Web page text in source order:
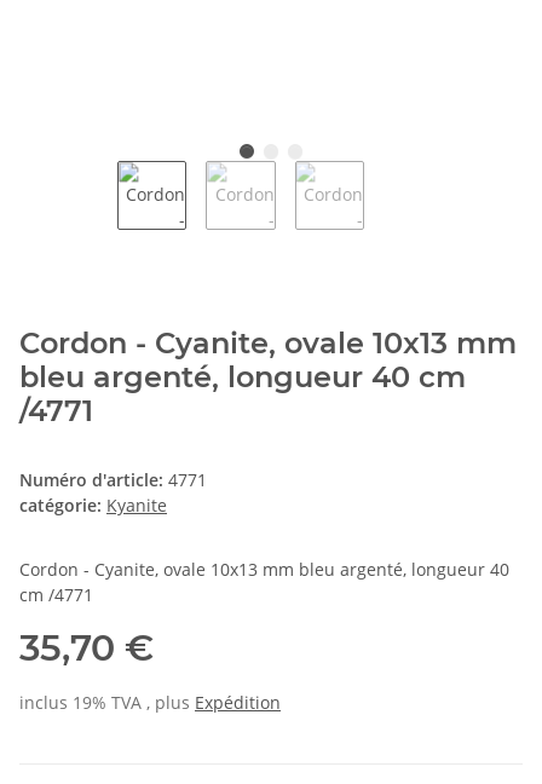
Cordon - Cyanite, ovale 10x13 mm
bleu argenté, longueur 40 cm
/4771
Numéro d'article: 4771
catégorie: Kyanite
Cordon - Cyanite, ovale 10x13 mm bleu argenté, longueur 40
cm /4771
35,70 €
inclus 19% TVA , plus Expédition